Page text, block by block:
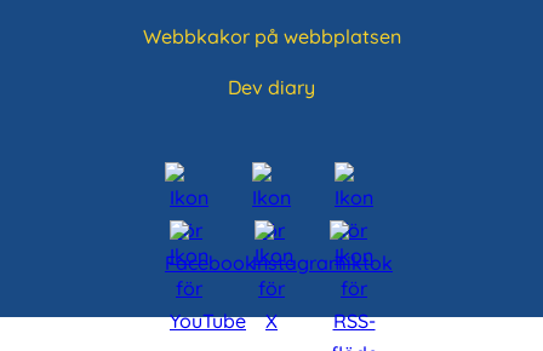
Webbkakor på webbplatsen
Dev diary